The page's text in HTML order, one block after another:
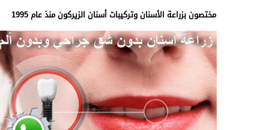
مختصون بزراعة الأسنان وتركيبات أسنان الزيركون منذ عام 1995